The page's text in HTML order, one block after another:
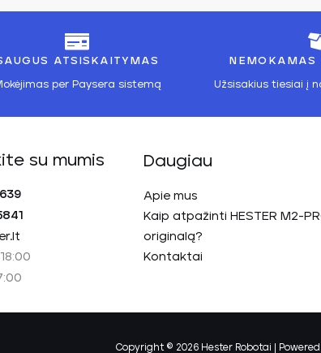
ATSISKAITYMAS
per Paysera sistemą
NEMOKAMAS
Užsisakius tiesiai į
su mumis Daugiau
Apie mus
Kaip atpažinti HESTER M2-
originalą?
Kontaktai
Copyright © 2026 Hester Robotai | Powered